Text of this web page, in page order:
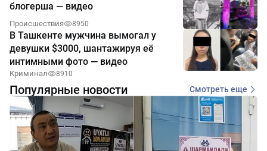
блогерша — видео
Происшествия 8950
В Ташкенте мужчина вымогал у
девушки $3000, шантажируя её
интимными фото — видео
Криминал 8910
Популярные новости Смотреть еще